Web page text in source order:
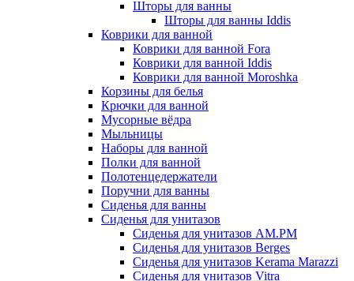
Шторы для ванны
Шторы для ванны Iddis
Коврики для ванной
Коврики для ванной Fora
Коврики для ванной Iddis
Коврики для ванной Moroshka
Корзины для белья
Крючки для ванной
Мусорные вёдра
Мыльницы
Наборы для ванной
Полки для ванной
Полотенцедержатели
Поручни для ванны
Сиденья для ванны
Сиденья для унитазов
Сиденья для унитазов AM.PM
Сиденья для унитазов Berges
Сиденья для унитазов Kerama Marazzi
Сиденья для унитазов Vitra